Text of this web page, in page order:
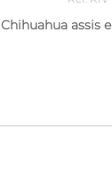
Chihuahua assis